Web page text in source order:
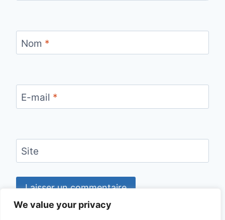
We value your privacy
Nom *
E-mail *
Site